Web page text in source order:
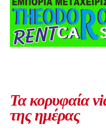
Τα κορυφαία
της ημέρας